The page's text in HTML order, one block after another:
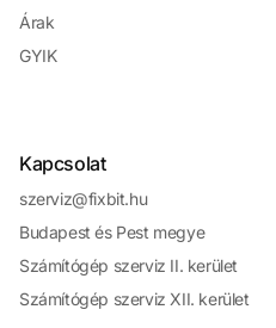
Árak
GYIK
Kapcsolat
szerviz@fixbit.hu
Budapest és Pest megye
Számítógép szerviz II. kerület
Számítógép szerviz XII. kerület